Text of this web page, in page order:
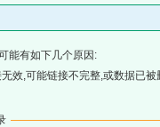
能有如下几个原因:
效,可能链接不完整,或数据已被